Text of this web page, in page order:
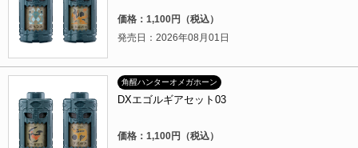
価格：1,100円（税込）
発売日：2026年08月01日
角醒ハンターオメガホーン
DXエゴルギアセット03
価格：1,100円（税込）